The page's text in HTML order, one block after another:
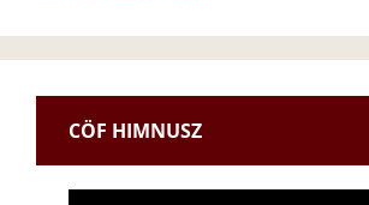
CÖF HIMNUSZ